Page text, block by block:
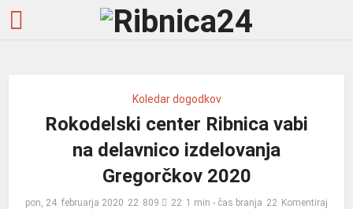
Koledar dogodkov
Rokodelski center Ribnica vabi
na delavnico izdelovanja
Gregorčkov 2020
pon, 24. februarja 2020 809 1 min - čas branja Komentiraj